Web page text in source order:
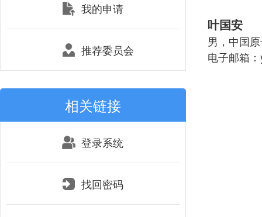
我的申请
推荐委员会
相关链接
登录系统
找回密码
叶国安
男，中国
电子邮箱